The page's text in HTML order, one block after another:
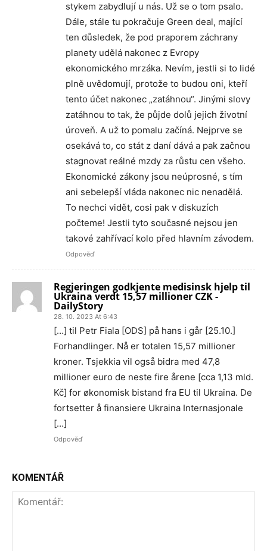
stykem zabydlují u nás. Už se o tom psalo.
Dále, stále tu pokračuje Green deal, mající
ten důsledek, že pod praporem záchrany
planety udělá nakonec z Evropy
ekonomického mrzáka. Nevím, jestli si to lidé
plně uvědomují, protože to budou oni, kteří
tento účet nakonec „zatáhnou“. Jinými slovy
zatáhnou to tak, že půjde dolů jejich životní
úroveň. A už to pomalu začíná. Nejprve se
osekává to, co stát z daní dává a pak začnou
stagnovat reálné mzdy za růstu cen všeho.
Ekonomické zákony jsou neúprosné, s tím
ani sebelepší vláda nakonec nic nenadělá.
To nechci vidět, cosi pak v diskuzích
počteme! Jestli tyto současné nejsou jen
takové zahřívací kolo před hlavním závodem.
Odpověď
Regjeringen godkjente medisinsk hjelp til
Ukraina verdt 15,57 millioner CZK -
DailyStory
28. 10. 2023 At 6:43
[…] til Petr Fiala [ODS] på hans i går [25.10.]
Forhandlinger. Nå er totalen 15,57 millioner
kroner. Tsjekkia vil også bidra med 47,8
millioner euro de neste fire årene [cca 1,13 mld.
Kč] for økonomisk bistand fra EU til Ukraina. De
fortsetter å finansiere Ukraina Internasjonale
[…]
Odpověď
KOMENTÁŘ